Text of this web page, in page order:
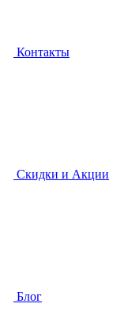
Контакты
Скидки и Акции
Блог